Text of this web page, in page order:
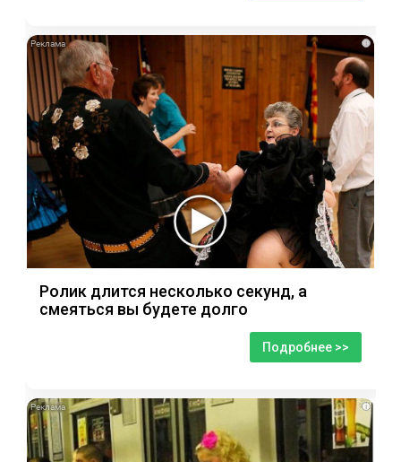
i
Ролик длится несколько секунд, а
смеяться вы будете долго
Подробнее >>
i